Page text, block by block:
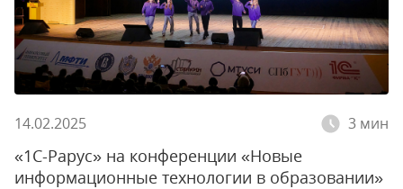
14.02.2025 3 мин
«1С-Рарус» на конференции «Новые
информационные технологии в образовании»